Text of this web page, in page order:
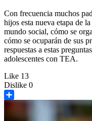
Con frecuencia muchos
hijos esta nueva etapa de
mundo social, cómo se
cómo se ocuparán de sus
respuestas a estas
adolescentes con TEA.
Like 13
Dislike 0
Share